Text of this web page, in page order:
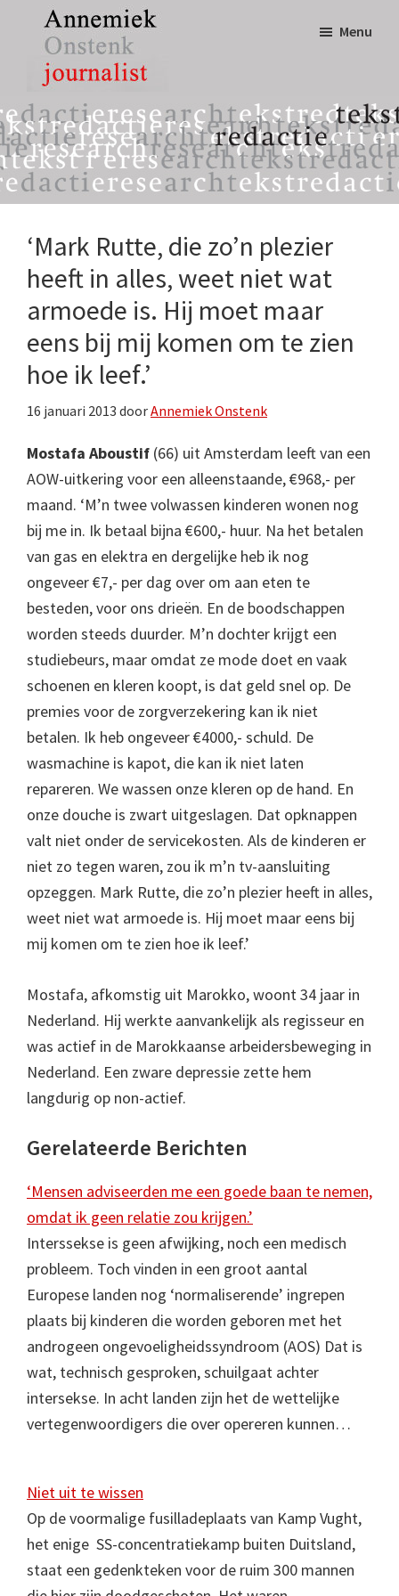
inhoud
eerste
sidebar
Annemiek
Onstenk
Journalist
tekst,
redactie
&
research
Menu
‘Mark Rutte, die zo’n plezier
heeft in alles, weet niet wat
armoede is. Hij moet maar
eens bij mij komen om te zien
hoe ik leef.’
16 januari 2013 doorAnnemiek Onstenk
Mostafa Aboustif (66) uit Amsterdam leeft van een
AOW-uitkering voor een alleenstaande, €968,- per
maand. ‘M’n twee volwassen kinderen wonen nog
bij me in. Ik betaal bijna €600,- huur. Na het betalen
van gas en elektra en dergelijke heb ik nog
ongeveer €7,- per dag over om aan eten te
besteden, voor ons drieën. En de boodschappen
worden steeds duurder. M’n dochter krijgt een
studiebeurs, maar omdat ze mode doet en vaak
schoenen en kleren koopt, is dat geld snel op. De
premies voor de zorgverzekering kan ik niet
betalen. Ik heb ongeveer €4000,- schuld. De
wasmachine is kapot, die kan ik niet laten
repareren. We wassen onze kleren op de hand. En
onze douche is zwart uitgeslagen. Dat opknappen
valt niet onder de servicekosten. Als de kinderen er
niet zo tegen waren, zou ik m’n tv-aansluiting
opzeggen. Mark Rutte, die zo’n plezier heeft in alles,
weet niet wat armoede is. Hij moet maar eens bij
mij komen om te zien hoe ik leef.’
Mostafa, afkomstig uit Marokko, woont 34 jaar in
Nederland. Hij werkte aanvankelijk als regisseur en
was actief in de Marokkaanse arbeidersbeweging in
Nederland. Een zware depressie zette hem
langdurig op non-actief.
Gerelateerde Berichten
‘Mensen adviseerden me een goede baan te nemen,
omdat ik geen relatie zou krijgen.’
Interssekse is geen afwijking, noch een medisch
probleem. Toch vinden in een groot aantal
Europese landen nog ‘normaliserende’ ingrepen
plaats bij kinderen die worden geboren met het
androgeen ongevoeligheidssyndroom (AOS) Dat is
wat, technisch gesproken, schuilgaat achter
intersekse. In acht landen zijn het de wettelijke
vertegenwoordigers die over opereren kunnen…
Niet uit te wissen
Op de voormalige fusilladeplaats van Kamp Vught,
het enige SS-concentratiekamp buiten Duitsland,
staat een gedenkteken voor de ruim 300 mannen